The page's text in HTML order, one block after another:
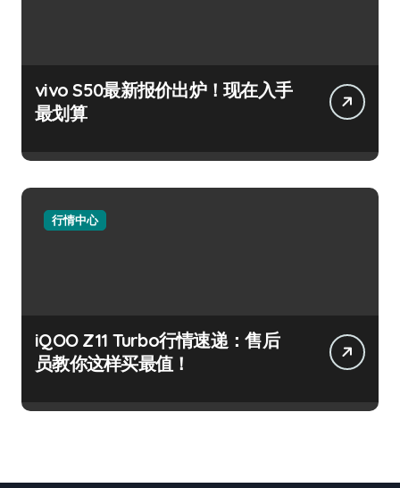
vivo S50最新报价出炉！现在入手
最划算
行情中心
iQOO Z11 Turbo行情速递：售后
员教你这样买最值！